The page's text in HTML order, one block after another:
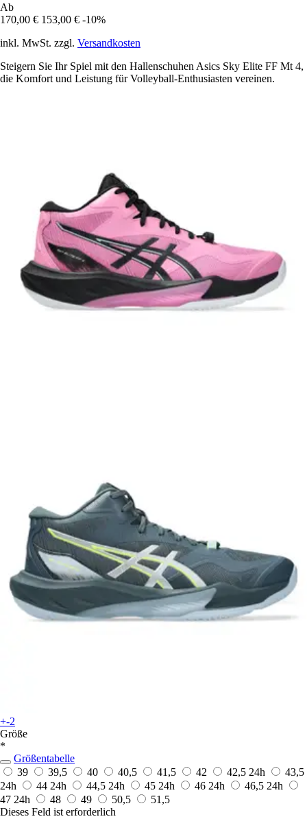
Ab
170,00 € 153,00 € -10%
inkl. MwSt. zzgl. Versandkosten
Steigern Sie Ihr Spiel mit den Hallenschuhen Asics Sky Elite FF Mt 4,
die Komfort und Leistung für Volleyball-Enthusiasten vereinen.
+-2
Größe
*
Größentabelle
39
39,5 40 40,5 41,5 42 42,5 24h
43,5
24h
44 24h 44,5 24h 45 24h 46 24h 46,5 24h
47 24h 48 49 50,5
51,5
Dieses Feld ist erforderlich